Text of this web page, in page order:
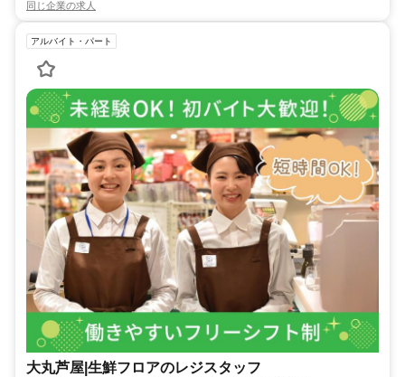
同じ企業の求人
アルバイト・パート
大丸芦屋|生鮮フロアのレジスタッフ